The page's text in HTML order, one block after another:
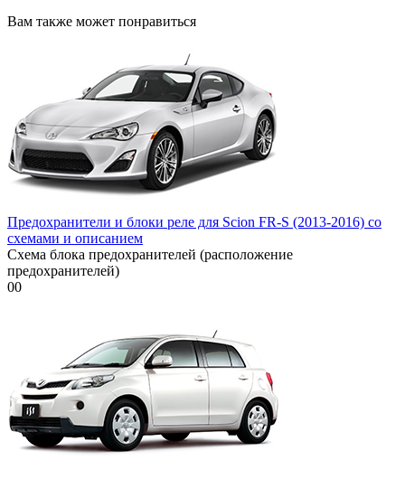
Вам также может понравиться
Предохранители и блоки реле для Scion FR-S (2013-2016) со
схемами и описанием
Схема блока предохранителей (расположение
предохранителей)
00